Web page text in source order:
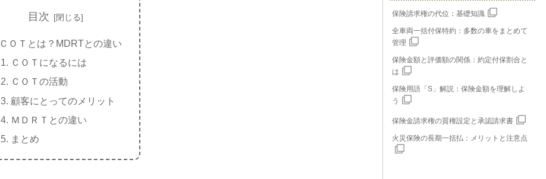
目次
ＣＯＴとは？MDRTとの違い
ＣＯＴになるには
ＣＯＴの活動
顧客にとってのメリット
ＭＤＲＴとの違い
まとめ
保険請求権の代位：基礎知識
全車両一括付保特約：多数の車をまとめて
管理
保険金額と評価額の関係：約定付保割合と
は
保険用語「S」解説：保険金額を理解しよ
う
保険金請求権の質権設定と承認請求書
火災保険の長期一括払：メリットと注意点